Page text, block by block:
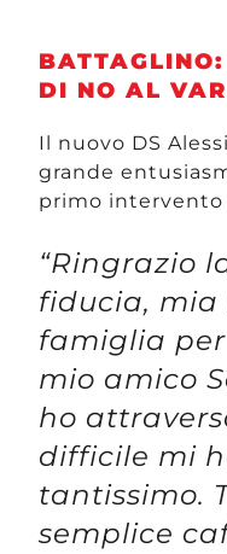
DI NO AL
Il nuovo DS
grande
primo intervento
“Ringrazio
fiducia, mia
famiglia
mio amico
ho
difficile mi
tantissimo.
semplice